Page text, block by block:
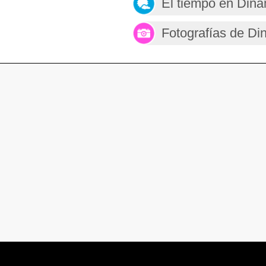
El tiempo en
Fotografías de